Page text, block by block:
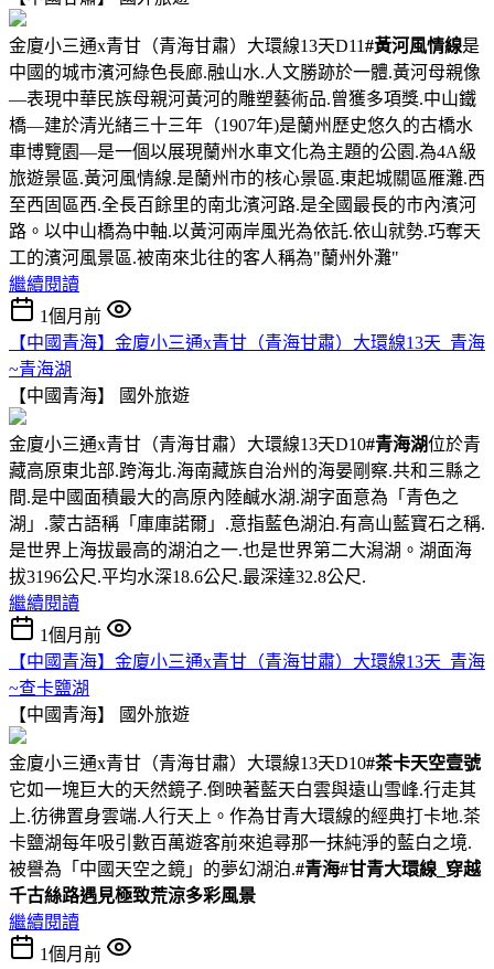
金廈小三通x青甘（青海甘肅）大環線13天D11#黃河風情線是
中國的城市濱河綠色長廊.融山水.人文勝跡於一體.黃河母親像
—表現中華民族母親河黃河的雕塑藝術品.曾獲多項獎.中山鐵
橋—建於清光緒三十三年（1907年)是蘭州歷史悠久的古橋水
車博覽園—是一個以展現蘭州水車文化為主題的公園.為4A級
旅遊景區.黃河風情線.是蘭州市的核心景區.東起城關區雁灘.西
至西固區西.全長百餘里的南北濱河路.是全國最長的市內濱河
路。以中山橋為中軸.以黃河兩岸風光為依託.依山就勢.巧奪天
工的濱河風景區.被南來北往的客人稱為"蘭州外灘"
繼續閱讀
1個月前
【中國青海】金廈小三通x青甘（青海甘肅）大環線13天_青海
~青海湖
【中國青海】
國外旅遊
金廈小三通x青甘（青海甘肅）大環線13天D10#青海湖位於青
藏高原東北部.跨海北.海南藏族自治州的海晏剛察.共和三縣之
間.是中國面積最大的高原內陸鹹水湖.湖字面意為「青色之
湖」.蒙古語稱「庫庫諾爾」.意指藍色湖泊.有高山藍寶石之稱.
是世界上海拔最高的湖泊之一.也是世界第二大潟湖。湖面海
拔3196公尺.平均水深18.6公尺.最深達32.8公尺.
繼續閱讀
1個月前
【中國青海】金廈小三通x青甘（青海甘肅）大環線13天_青海
~查卡鹽湖
【中國青海】
國外旅遊
金廈小三通x青甘（青海甘肅）大環線13天D10#茶卡天空壹號
它如一塊巨大的天然鏡子.倒映著藍天白雲與遠山雪峰.行走其
上.彷彿置身雲端.人行天上。作為甘青大環線的經典打卡地.茶
卡鹽湖每年吸引數百萬遊客前來追尋那一抹純淨的藍白之境.
被譽為「中國天空之鏡」的夢幻湖泊.#青海#甘青大環線_穿越
千古絲路遇見極致荒涼多彩風景
繼續閱讀
1個月前